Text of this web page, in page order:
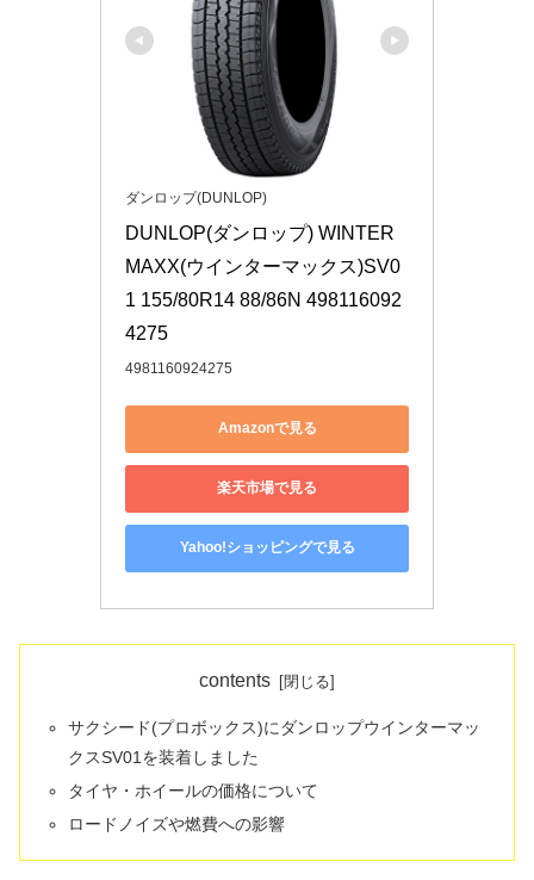
ダンロップ(DUNLOP)
DUNLOP(ダンロップ) WINTER
MAXX(ウインターマックス)SV0
1 155/80R14 88/86N 498116092
4275
4981160924275
Amazonで見る
楽天市場で見る
Yahoo!ショッピングで見る
contents
サクシード(プロボックス)にダンロップウインターマッ
クスSV01を装着しました
タイヤ・ホイールの価格について
ロードノイズや燃費への影響